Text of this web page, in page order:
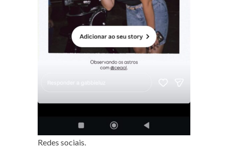
Redes sociais.